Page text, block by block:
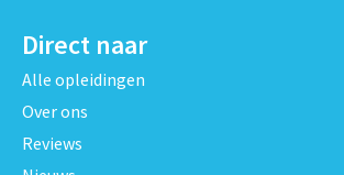
Direct naar
Alle opleidingen
Over ons
Reviews